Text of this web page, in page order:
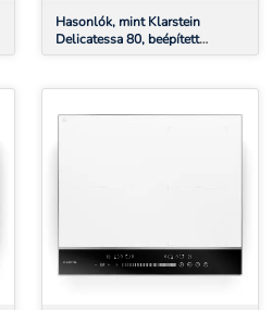
Hasonlók, mint Klarstein
Delicatessa 80, beépített
indukciós főzőlap, 3 zóna, 6000